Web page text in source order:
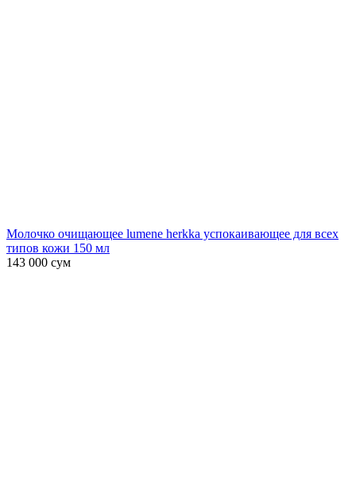
Молочко очищающее lumene herkka успокаивающее для всех
типов кожи 150 мл
143 000 сум